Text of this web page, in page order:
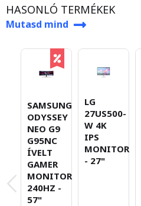
HASONLÓ TERMÉKEK
Mutasd mind
SAMSUNG
ODYSSEY
NEO G9
G95NC
ÍVELT
GAMER
MONITOR
240HZ -
57"
LG
27US500-
W 4K
IPS
MONITOR
- 27"